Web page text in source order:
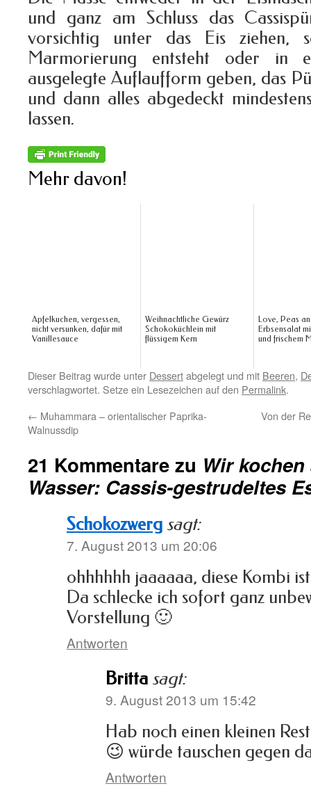
und ganz am Schluss das
vorsichtig unter das Eis ziehen,
Marmorierung entsteht oder in
ausgelegte Auflaufform geben, das
und dann alles abgedeckt
lassen.
Mehr davon!
Apfelkuchen, vergessen,
nicht versunken, dafür mit
Vanillesauce
Weihnachtliche Gewürz
Schokoküchlein mit
flüssigem Kern
Love, Peas
Erbsensalat
und frischem
Dieser Beitrag wurde unter Dessertabgelegt und mit Beeren,
verschlagwortet. Setze ein Lesezeichen auf den Permalink.
← Muhammara – orientalischer Paprika-
Walnussdip
Von der
21 Kommentare zu Wir
Wasser: Cassis-gestrudeltes
Schokozwerg sagt:
7. August 2013 um 20:06
ohhhhhh jaaaaaa, diese Kombi
Da schlecke ich sofort ganz
Vorstellung 🙂
Antworten
Britta sagt:
9. August 2013 um 15:42
Hab noch einen kleinen
😉 würde tauschen gegen
Antworten